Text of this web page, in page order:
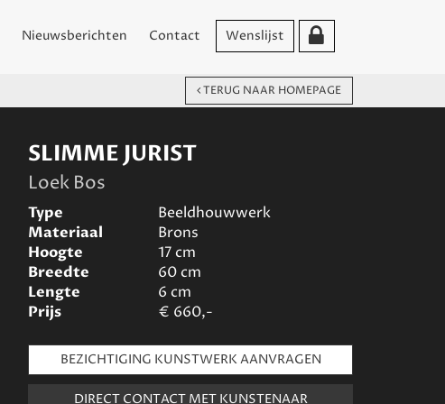
Nieuwsberichten Contact Wenslijst
TERUG NAAR HOMEPAGE
SLIMME JURIST
Loek Bos
Type
Beeldhouwwerk
Materiaal
Brons
Hoogte
17cm
Breedte
60cm
Lengte
6 cm
Prijs
€ 660,-
BEZICHTIGING KUNSTWERK AANVRAGEN
DIRECT CONTACT MET KUNSTENAAR